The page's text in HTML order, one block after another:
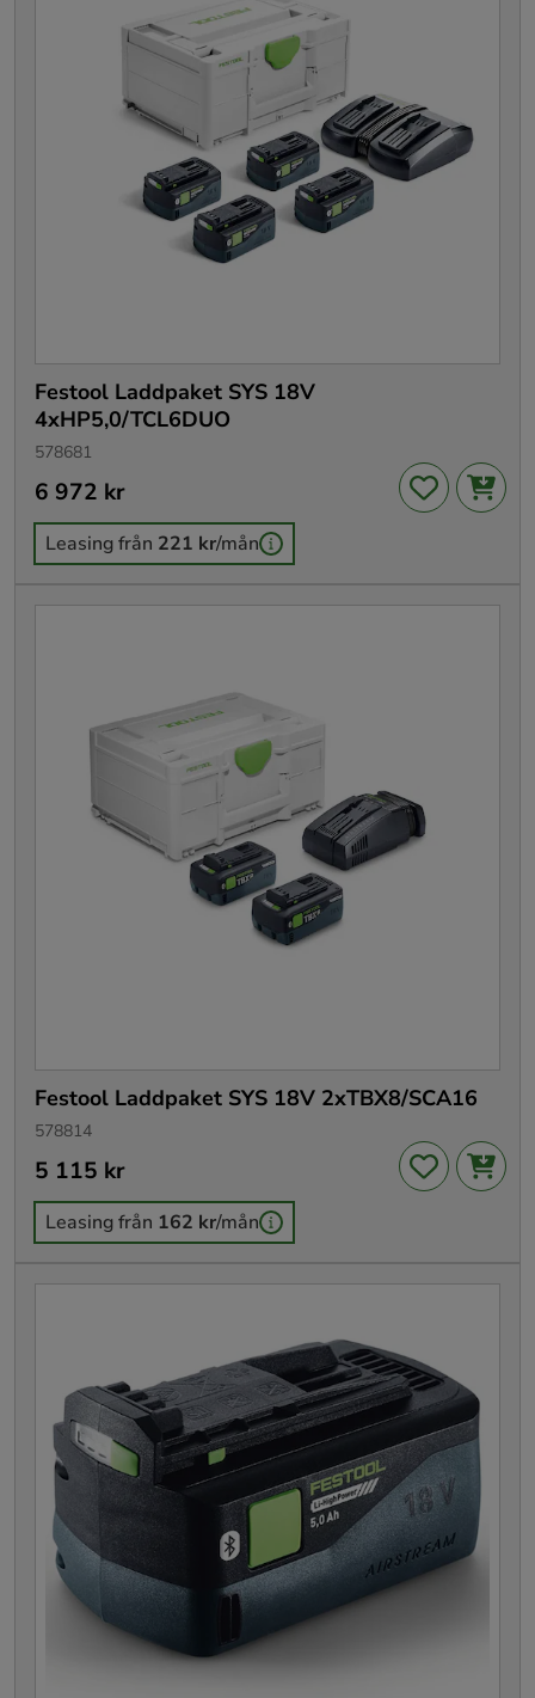
Festool Laddpaket SYS 18V
4xHP5,0/TCL6DUO
578681
Pris:6 972 kr
6 972 kr
Leasing från 221 kr/mån
Festool Laddpaket SYS 18V 2xTBX8/SCA16
578814
Pris :5 115 kr
5 115 kr
Leasing från 162 kr/mån